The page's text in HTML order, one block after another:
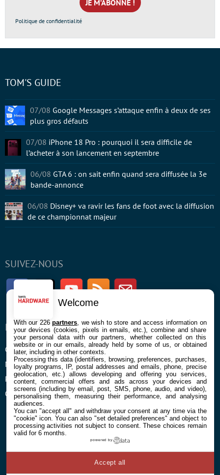
*
Politique de confidentialité
SUIVEZ-NOUS
FacebookTwitter Youtube RSS Newsletter
ENTREPRISE
Confidentialité et Cookies
Mentions légales et CGU
Préférences Cookies
Qui sommes nous
À PROPOS
Contact
© 2026 Galaxie Media Tous droits réservés
TOM'S GUIDE
07/08 Google Messages s’attaque enfin à deux de ses
plus gros défauts
07/08 iPhone 18 Pro : pourquoi il sera difficile de
l’acheter à son lancement en septembre
06/08 GTA 6 : on sait enfin quand sera diffusée la 3e
bande-annonce
06/08 Disney+ va ravir les fans de foot avec la diffusion
de ce championnat majeur
Welcome
With our 226partners , we wish to store and access information on
your devices (cookies, pixels in emails, etc.), combine and share
your personal data with our partners, whether collected on this
website or in our emails, already held by some of us, or obtained
later, including in other contexts.
Processing this data (identifiers, browsing, preferences, purchases,
loyalty programs, IP, postal addresses and emails, phone, precise
geolocation, etc.) allows developing and offering you services,
content, commercial offers and ads across your devices and
screens (including by email, post, SMS, phone, audio, and video),
personalising them, measuring their performance, and analysing
audiences.
You can "accept all" and withdraw your consent at any time via the
"cookie" icon. You can also "set detailed preferences" and object to
processing activities not subject to consent. These choices remain
valid for 6 months.
powered by
Accept all